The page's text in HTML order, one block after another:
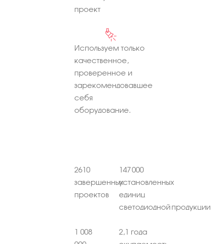
проект
Используем только
качественное,
проверенное и
зарекомендовавшее
себя
оборудование.
2610
завершенных
проектов
147 000
установленных
единиц
светодиодной продукции
1 008
2,1 года